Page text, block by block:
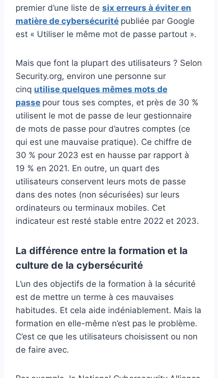
premier d’une liste de six erreurs à éviter en
matière de cybersécurité publiée par Google
est « Utiliser le même mot de passe partout ».
Mais que font la plupart des utilisateurs ? Selon
Security.org, environ une personne sur
cinq utilise quelques mêmes mots de
passe pour tous ses comptes, et près de 30 %
utilisent le mot de passe de leur gestionnaire
de mots de passe pour d’autres comptes (ce
qui est une mauvaise pratique). Ce chiffre de
30 % pour 2023 est en hausse par rapport à
19 % en 2021. En outre, un quart des
utilisateurs conservent leurs mots de passe
dans des notes (non sécurisées) sur leurs
ordinateurs ou terminaux mobiles. Cet
indicateur est resté stable entre 2022 et 2023.
La différence entre la formation et la
culture de la cybersécurité
L’un des objectifs de la formation à la sécurité
est de mettre un terme à ces mauvaises
habitudes. Et cela aide indéniablement. Mais la
formation en elle-même n’est pas le problème.
C’est ce que les utilisateurs choisissent ou non
de faire avec.